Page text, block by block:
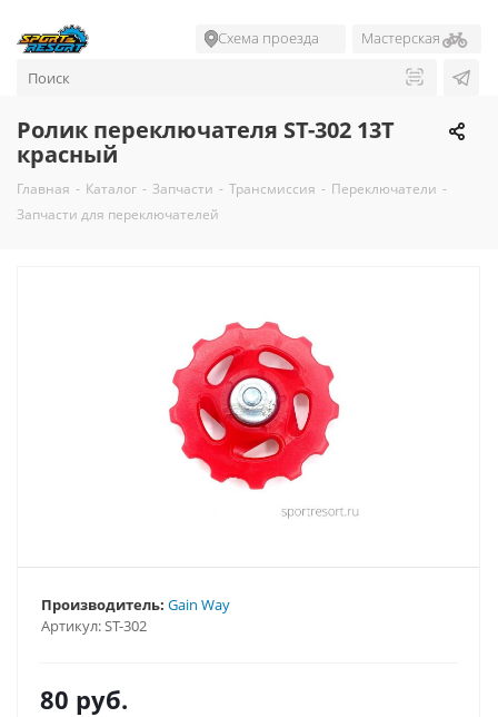
Схема проезда Мастерская
Ролик переключателя ST-302 13T
красный
Главная - Каталог - Запчасти - Трансмиссия - Переключатели -
Запчасти для переключателей
Артикул:ST-302
Производитель: Gain Way
80 руб.